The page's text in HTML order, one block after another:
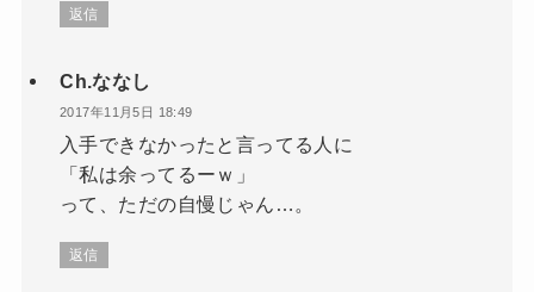
返信
Ch.ななし
2017年11月5日 18:49
入手できなかったと言ってる人に
「私は余ってるーｗ」
って、ただの自慢じゃん…。
返信